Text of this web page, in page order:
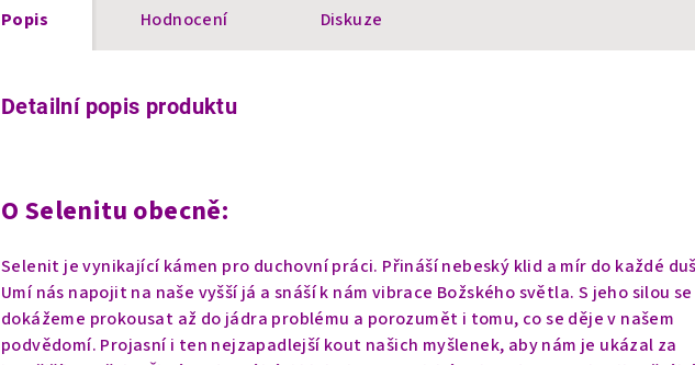
Popis Hodnocení Diskuze
Detailní popis produktu
O Selenitu obecně:
Selenit je vynikající kámen pro duchovní práci. Přináší nebeský klid a mír do každé
Umí nás napojit na naše vyšší já a snáší k nám vibrace Božského světla. S jeho silou se
dokážeme prokousat až do jádra problému a porozumět i tomu, co se děje v našem
podvědomí. Projasní i ten nejzapadlejší kout našich myšlenek, aby nám je ukázal za